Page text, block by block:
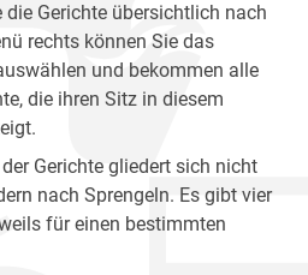
Gerichte übersichtlich nach
rechts können Sie das
und bekommen alle
die ihren Sitz in diesem
Gerichte gliedert sich nicht
nach Sprengeln. Es gibt vier
für einen bestimmten